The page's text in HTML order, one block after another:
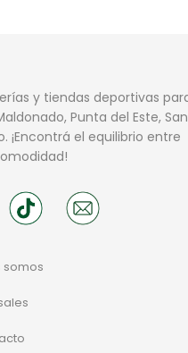
y tiendas deportivas
Punta del Este, San
¡Encontrá el equilibrio entre
somos